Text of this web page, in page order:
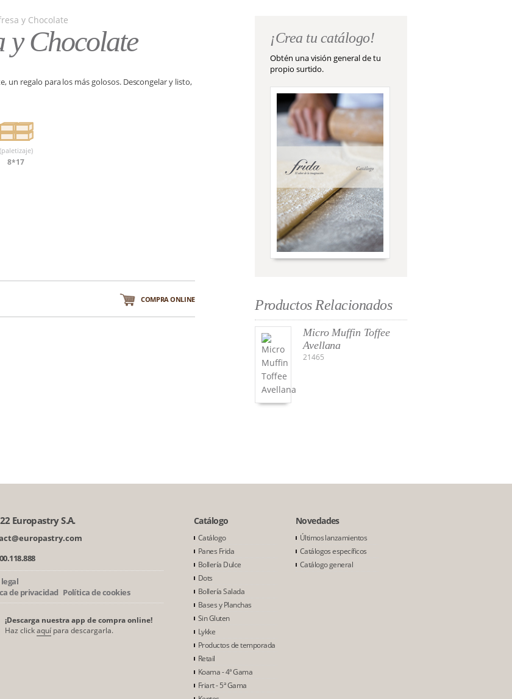
Chocolate
un regalo para los más golosos. Descongelar y listo,
(paletizaje)
8*17
COMPRA ONLINE
¡Crea tu catálogo!
Obtén una visión general de tu
propio surtido.
Productos Relacionados
Micro Muffin Toffee
Avellana
21465
Europastry S.A.
de privacidad Política de cookies
¡Descarga nuestra app de compra online!
Haz clickaquí para descargarla.
Catálogo
Catálogo
Panes Frida
Bollería Dulce
Dots
Bollería Salada
Bases y Planchas
Sin Gluten
Lykke
Productos de temporada
Retail
Koama - 4ª Gama
Friart - 5ª Gama
Novedades
Últimos lanzamientos
Catálogos específicos
Catálogo general